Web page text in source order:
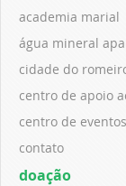
academia marial
água mineral
cidade do
centro de apoio
centro de
contato
doação